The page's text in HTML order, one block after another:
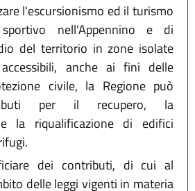
l'escursionismo ed il turismo
nell'Appennino e di
del territorio in zone isolate
anche ai fini delle
civile, la Regione può
per il recupero, la
la riqualificazione di edifici
dei contributi, di cui al
delle leggi vigenti in materia